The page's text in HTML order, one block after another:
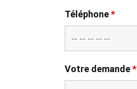
Téléphone*
Votre demande*